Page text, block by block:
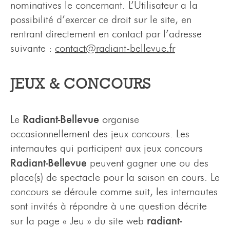
nominatives le concernant. L’Utilisateur a la
possibilité d’exercer ce droit sur le site, en
rentrant directement en contact par l’adresse
suivante : contact@radiant-bellevue.fr
JEUX & CONCOURS
Le Radiant-Bellevue organise
occasionnellement des jeux concours. Les
internautes qui participent aux jeux concours
Radiant-Bellevue peuvent gagner une ou des
place(s) de spectacle pour la saison en cours. Le
concours se déroule comme suit, les internautes
sont invités à répondre à une question décrite
sur la page « Jeu » du site web radiant-